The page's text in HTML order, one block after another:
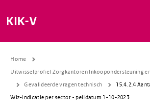
KIK-V
Home
Uitwisselprofiel Zorgkantoren Inkoopondersteuning
Gevalideerde vragen technisch
15.4.2.4
Wlz-indicatie per sector - peildatum 1-10-2023